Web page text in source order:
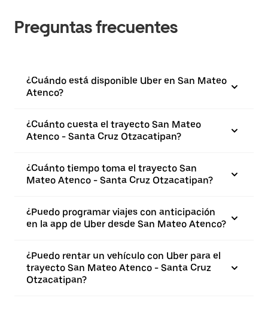
Preguntas frecuentes
¿Cuándo está disponible Uber en San Mateo
Atenco?
¿Cuánto cuesta el trayecto San Mateo
Atenco - Santa Cruz Otzacatipan?
¿Cuánto tiempo toma el trayecto San
Mateo Atenco - Santa Cruz Otzacatipan?
¿Puedo programar viajes con anticipación
en la app de Uber desde San Mateo Atenco?
¿Puedo rentar un vehículo con Uber para el
trayecto San Mateo Atenco - Santa Cruz
Otzacatipan?